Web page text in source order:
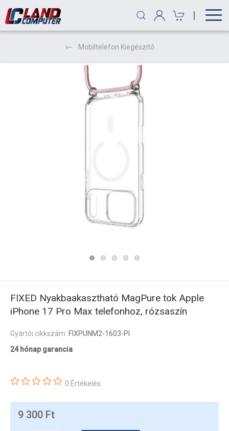
|
Mobiltelefon Kiegészítő
FIXED Nyakbaakasztható MagPure tok Apple
iPhone 17 Pro Max telefonhoz, rózsaszín
Gyártói cikkszám: FIXPUNM2-1603-PI
24 hónap garancia
0 Értékelés
9 300 Ft